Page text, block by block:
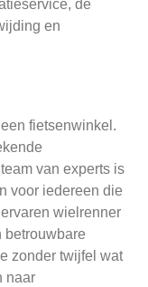
de
en
fietsenwinkel.
van experts is
voor iedereen die
wielrenner
betrouwbare
zonder twijfel wat
naar